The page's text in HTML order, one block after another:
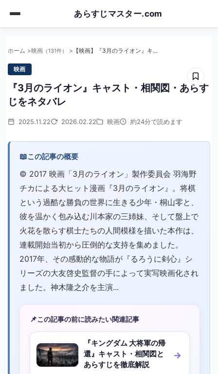
content
あらすじマスター.com
ホーム 映画 （131件） 【映画】『3月のライオン』キャスト・相関図・あらすじをネタバレ
映画
『3月のライオン』キャスト・相関図・あらす
じをネタバレ
2025.11.22 2026.02.22 映画 約24分で読めます
📖この記事の概要
©︎ 2017 映画「3月のライオン」製作委員会 羽海野
チカによる大ヒット漫画『3月のライオン』。将棋
という過酷な勝負の世界に生きる少年・桐山零と、
彼を温かく包み込む川本家の三姉妹、そして盤上で
火花を散らす棋士たちの人間模様を描いた本作は、
連載開始当初から圧倒的な支持を集めました。
2017年、その感動的な物語が『るろうに剣心』シ
リーズの大友啓史監督の手によって実写映画化され
ました。神木隆之介を主演...
📌この記事の前に読みたい関連記事
『キングダム 大将軍の帰
還』キャスト・相関図と
あらすじを徹底解説